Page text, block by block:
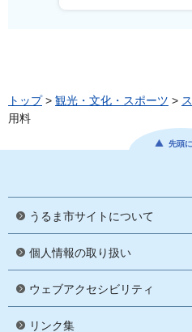
トップ> 観光・文化・スポーツ >
用料
先頭
うるま市サイトについて
個人情報の取り扱い
ウェブアクセシビリティ
リンク集